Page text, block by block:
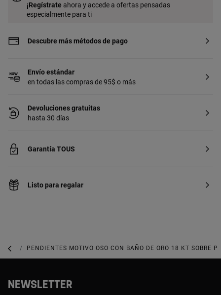
¡Regístrate ahora y accede a ofertas pensadas
especialmente para ti
Descubre más métodos de pago
Envío estándar
en todas las compras de 95$ o más
Devoluciones gratuitas
hasta 30 días
Garantía TOUS
Listo para regalar
JOYAS DE PLATA 925
PENDIENTES MOTIVO OSO CON BAÑO DE ORO 18 KT SOBRE
NEWSLETTER